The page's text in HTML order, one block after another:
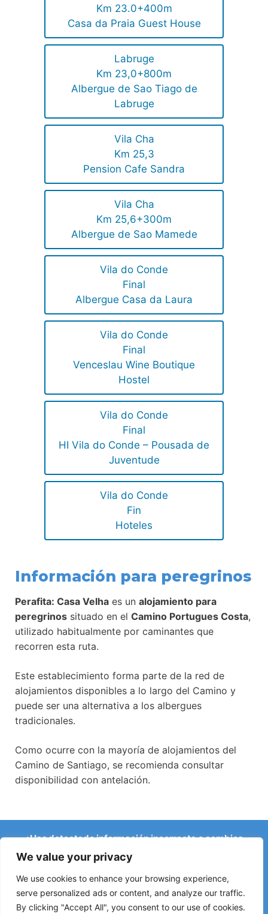
We value your privacy
We use cookies to enhance your browsing experience,
serve personalized ads or content, and analyze our traffic.
By clicking "Accept All", you consent to our use of cookies.
Km 23.0+400m
Casa da Praia Guest House
Labruge
Km 23,0+800m
Albergue de Sao Tiago de
Labruge
Vila Cha
Km 25,3
Pension Cafe Sandra
Vila Cha
Km 25,6+300m
Albergue de Sao Mamede
Vila do Conde
Final
Albergue Casa da Laura
Vila do Conde
Final
Venceslau Wine Boutique
Hostel
Vila do Conde
Final
HI Vila do Conde – Pousada de
Juventude
Vila do Conde
Fin
Hoteles
Información para peregrinos
Perafita: Casa Velha es un alojamiento para
peregrinos situado en el Camino Portugues Costa,
utilizado habitualmente por caminantes que
recorren esta ruta.
Este establecimiento forma parte de la red de
alojamientos disponibles a lo largo del Camino y
puede ser una alternativa a los albergues
tradicionales.
Como ocurre con la mayoría de alojamientos del
Camino de Santiago, se recomienda consultar
disponibilidad con antelación.
¿Has detectado información incorrecta o cambios
recientes en el Camino?
Avisos sobre albergues cerrados, inundaciones, desvíos,
obras u otros cambios ayudan a mantener la guía
actualizada.